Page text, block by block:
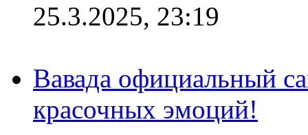
25.3.2025, 23:19
Вавада официальный
красочных эмоций!